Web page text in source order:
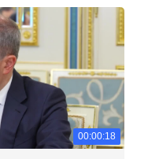
00:00:18